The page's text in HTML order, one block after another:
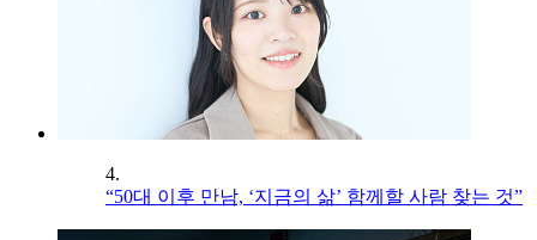
4.
“50대 이후 만남, ‘지금의 삶’ 함께할 사람 찾는 것”